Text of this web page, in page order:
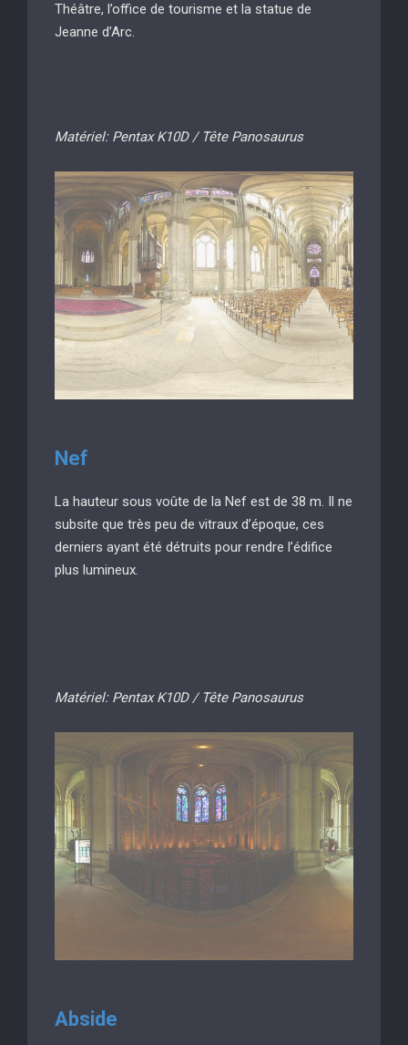
Théâtre, l’office de tourisme et la statue de
Jeanne d’Arc.
Matériel: Pentax K10D / Tête Panosaurus
Nef
La hauteur sous voûte de la Nef est de 38 m. Il ne
subsite que très peu de vitraux d’époque, ces
derniers ayant été détruits pour rendre l’édifice
plus lumineux.
Matériel: Pentax K10D / Tête Panosaurus
Abside